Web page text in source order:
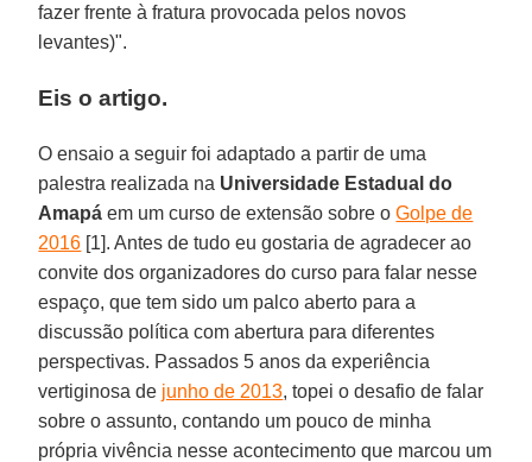
fazer frente à fratura provocada pelos novos
levantes)".
Eis o artigo.
O ensaio a seguir foi adaptado a partir de uma
palestra realizada na Universidade Estadual do
Amapá em um curso de extensão sobre oGolpe de
2016 [1]. Antes de tudo eu gostaria de agradecer ao
convite dos organizadores do curso para falar nesse
espaço, que tem sido um palco aberto para a
discussão política com abertura para diferentes
perspectivas. Passados 5 anos da experiência
vertiginosa de junho de 2013, topei o desafio de falar
sobre o assunto, contando um pouco de minha
própria vivência nesse acontecimento que marcou um